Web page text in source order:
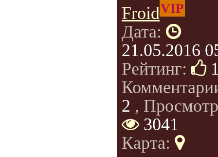
FroidVIP
Дата:
21.05.2016
Рейтинг:
2 ,
3041
Карта: